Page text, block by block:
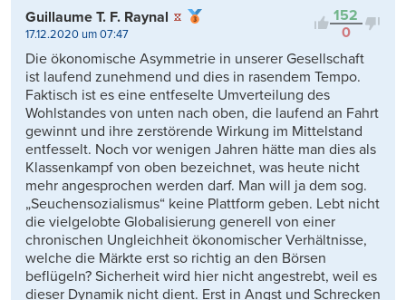
152
0
Guillaume T. F. Raynal
17.12.2020 um 07:47
Die ökonomische Asymmetrie in unserer Gesellschaft
ist laufend zunehmend und dies in rasendem Tempo.
Faktisch ist es eine entfeselte Umverteilung des
Wohlstandes von unten nach oben, die laufend an Fahrt
gewinnt und ihre zerstörende Wirkung im Mittelstand
entfesselt. Noch vor wenigen Jahren hätte man dies als
Klassenkampf von oben bezeichnet, was heute nicht
mehr angesprochen werden darf. Man will ja dem sog.
„Seuchensozialismus“ keine Plattform geben. Lebt nicht
die vielgelobte Globalisierung generell von einer
chronischen Ungleichheit ökonomischer Verhältnisse,
welche die Märkte erst so richtig an den Börsen
beflügeln? Sicherheit wird hier nicht angestrebt, weil es
dieser Dynamik nicht dient. Erst in Angst und Schrecken